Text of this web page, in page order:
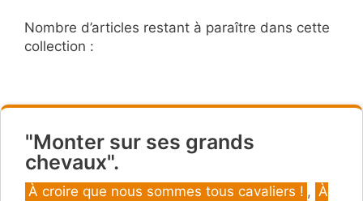
Nombre d’articles restant à paraître dans cette
collection :
"Monter sur ses grands
chevaux".
Catégories
À croire que nous sommes tous cavaliers ! , À